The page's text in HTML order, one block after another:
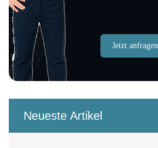
Jetzt anfragen
Neueste Artikel